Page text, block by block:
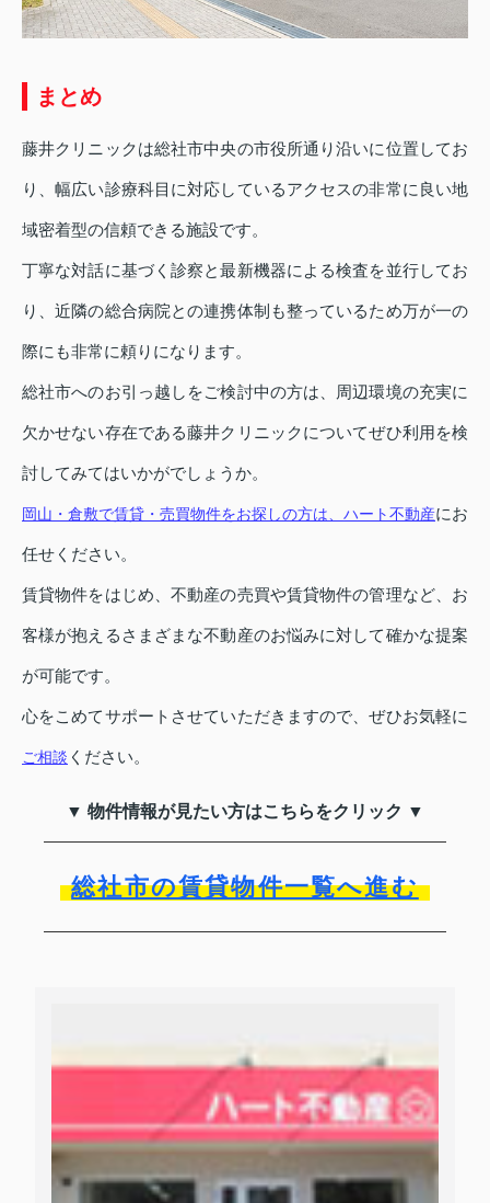
まとめ
藤井クリニックは総社市中央の市役所通り沿いに位置してお
り、幅広い診療科目に対応しているアクセスの非常に良い地
域密着型の信頼できる施設です。
丁寧な対話に基づく診察と最新機器による検査を並行してお
り、近隣の総合病院との連携体制も整っているため万が一の
際にも非常に頼りになります。
総社市へのお引っ越しをご検討中の方は、周辺環境の充実に
欠かせない存在である藤井クリニックについてぜひ利用を検
討してみてはいかがでしょうか。
岡山・倉敷で賃貸・売買物件をお探しの方は、ハート不動産にお
任せください。
賃貸物件をはじめ、不動産の売買や賃貸物件の管理など、お
客様が抱えるさまざまな不動産のお悩みに対して確かな提案
が可能です。
心をこめてサポートさせていただきますので、ぜひお気軽に
ご相談 ください。
▼ 物件情報が見たい方はこちらをクリック ▼
総社市の賃貸物件一覧へ進む